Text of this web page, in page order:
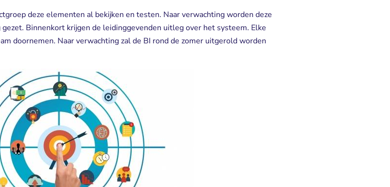
deze elementen al bekijken en testen. Naar verwachting worden deze
Binnenkort krijgen de leidinggevenden uitleg over het systeem. Elke
doornemen. Naar verwachting zal de BI rond de zomer uitgerold worden